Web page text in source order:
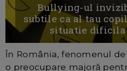
Bullying-ul
subtile ca al tau
situatie dificila
În România, fenomenul
o preocupare majoră